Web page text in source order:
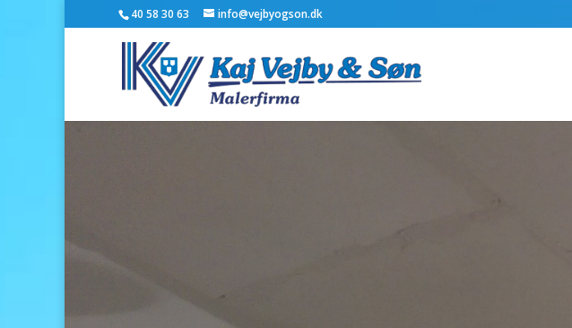
40 58 30 63 info@vejbyogson.dk